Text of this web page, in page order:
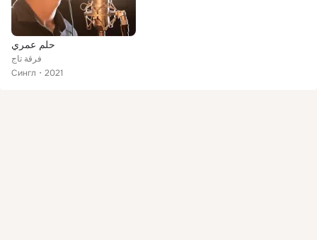
حلم عمري
فرقة تاج
Сингл
2021